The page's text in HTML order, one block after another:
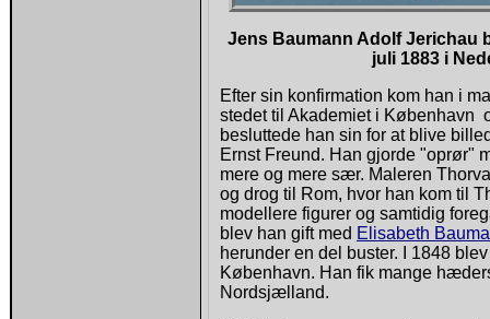
Jens Baumann Adolf Jerichau
juli 1883 i
Efter sin konfirmation kom han i
stedet til Akademiet i København
besluttede han sin for at blive
Ernst Freund. Han gjorde "oprør"
mere og mere sær. Maleren
og drog til Rom, hvor han kom til
modellere figurer og samtidig
blev han gift med Elisabeth
herunder en del buster. I 1848
København. Han fik mange
Nordsjælland.